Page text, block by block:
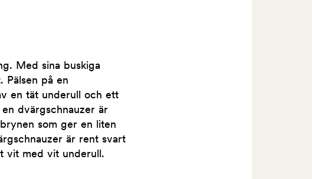
Med sina buskiga
Pälsen på en
en tät underull och ett
dvärgschnauzer är
som ger en liten
är rent svart
vit med vit underull.